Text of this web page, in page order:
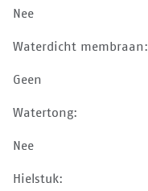
Nee
Waterdicht membraan:
Geen
Watertong:
Nee
Hielstuk: